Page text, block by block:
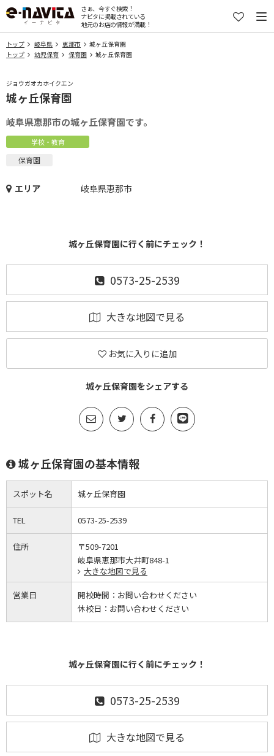
さぁ、今すぐ検索！
ナビタに掲載されている
地元のお店の情報が満載！
トップ 岐阜県 恵那市
城ヶ丘保育園
トップ
幼児保育 保育園 城ヶ丘保育園
ジョウガオカホイクエン
城ヶ丘保育園
岐阜県恵那市の城ヶ丘保育園です。
学校・教育
保育園
エリア 岐阜県恵那市
城ヶ丘保育園に行く前にチェック！
0573-25-2539
大きな地図で見る
お気に入りに追加
城ヶ丘保育園をシェアする
城ヶ丘保育園の基本情報
スポット名 城ヶ丘保育園
TEL 0573-25-2539
住所
〒509-7201
岐阜県恵那市大井町848-1
大きな地図で見る
営業日 開校時間： お問い合わせください
休校日： お問い合わせください
城ヶ丘保育園に行く前にチェック！
0573-25-2539
大きな地図で見る